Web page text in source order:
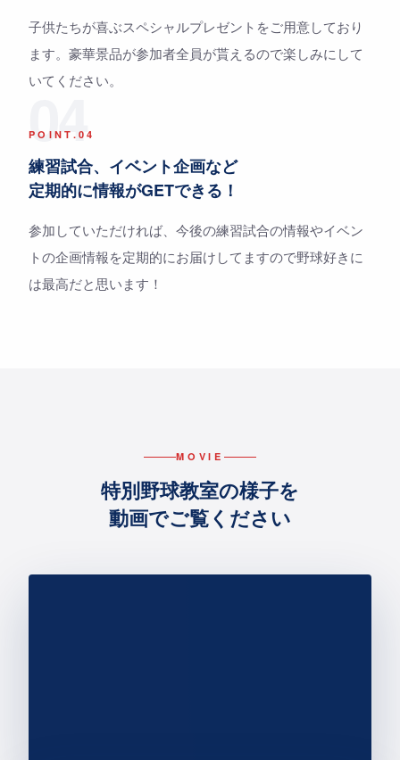
子供たちが喜ぶスペシャルプレゼントをご用意しており
ます。豪華景品が参加者全員が貰えるので楽しみにして
いてください。
04
POINT.04
練習試合、イベント企画など
定期的に情報がGETできる！
参加していただければ、今後の練習試合の情報やイベン
トの企画情報を定期的にお届けしてますので野球好きに
は最高だと思います！
MOVIE
特別野球教室の様子を
動画でご覧ください